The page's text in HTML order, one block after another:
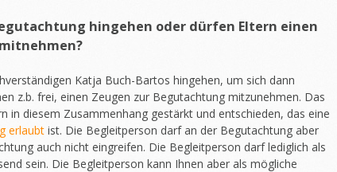
hingehen oder dürfen Eltern einen
Katja Buch-Bartos hingehen, um sich dann
z.b. frei, einen Zeugen zur Begutachtung mitzunehmen. Das
in diesem Zusammenhang gestärkt und entschieden, das eine
erlaubt ist. Die Begleitperson darf an der Begutachtung aber
auch nicht eingreifen. Die Begleitperson darf lediglich als
sein. Die Begleitperson kann Ihnen aber als mögliche